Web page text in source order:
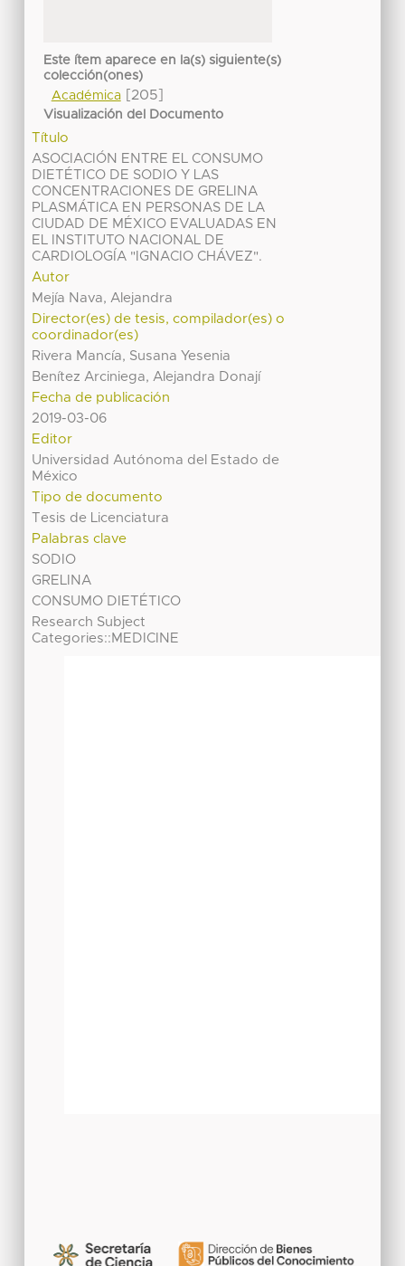
Este ítem aparece en la(s) siguiente(s)
colección(ones)
Académica[205]
Visualización del Documento
Título
ASOCIACIÓN ENTRE EL CONSUMO
DIETÉTICO DE SODIO Y LAS
CONCENTRACIONES DE GRELINA
PLASMÁTICA EN PERSONAS DE LA
CIUDAD DE MÉXICO EVALUADAS EN
EL INSTITUTO NACIONAL DE
CARDIOLOGÍA "IGNACIO CHÁVEZ".
Autor
Mejía Nava, Alejandra
Director(es) de tesis, compilador(es) o
coordinador(es)
Rivera Mancía, Susana Yesenia
Benítez Arciniega, Alejandra Donají
Fecha de publicación
2019-03-06
Editor
Universidad Autónoma del Estado de
México
Tipo de documento
Tesis de Licenciatura
Palabras clave
SODIO
GRELINA
CONSUMO DIETÉTICO
Research Subject
Categories::MEDICINE